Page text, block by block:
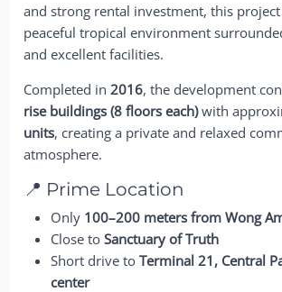
and strong rental investment, this
peaceful tropical environment
and excellent facilities.
Completed in2016, the development
rise buildings (8 floors each)with
units, creating a private and relaxed
atmosphere.
📍 Prime Location
Only 100–200 meters from Wong
Close toSanctuary of Truth
Short drive toTerminal 21, Central
center